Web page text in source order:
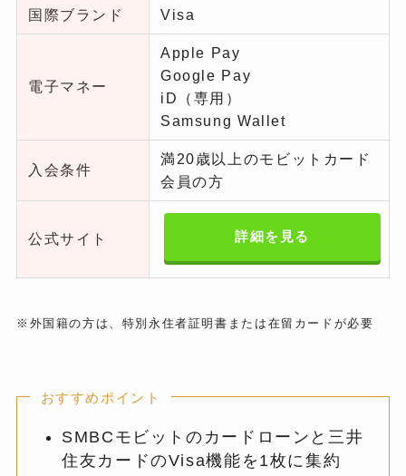
国際ブランド Visa
電子マネー
Apple Pay
Google Pay
iD（専用）
Samsung Wallet
入会条件
満20歳以上のモビットカード
会員の方
公式サイト 詳細を見る
※外国籍の方は、特別永住者証明書または在留カードが必要
おすすめポイント
SMBCモビットのカードローンと三井
住友カードのVisa機能を1枚に集約